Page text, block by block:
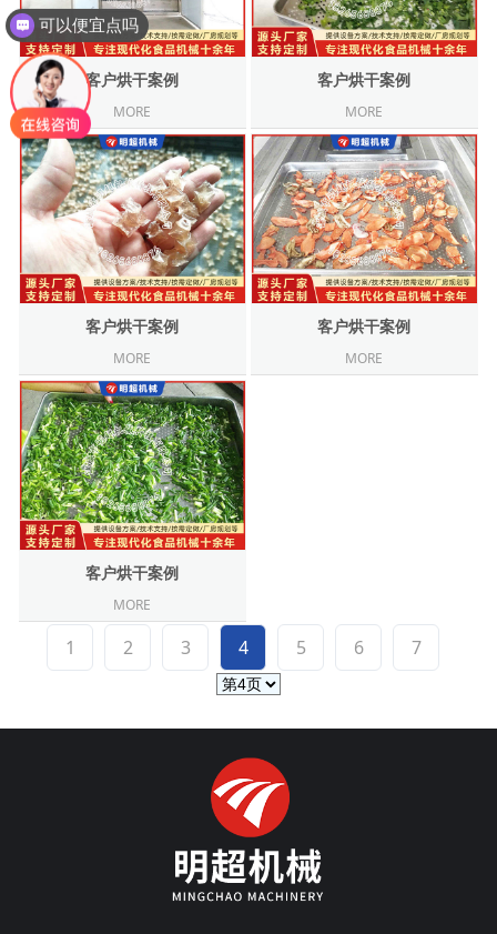
客户烘干案例
MORE
客户烘干案例
MORE
客户烘干案例
MORE
客户烘干案例
MORE
客户烘干案例
MORE
1 2 3 4 5 6 7
可以便宜点吗